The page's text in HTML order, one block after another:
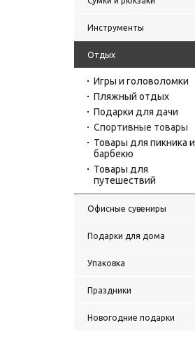
Инструменты
Отдых
Игры и головоломки
Пляжный отдых
Подарки для дачи
Спортивные товары
Товары для пикника и
барбекю
Товары для
путешествий
Офисные сувениры
Подарки для дома
Упаковка
Праздники
Новогодние подарки